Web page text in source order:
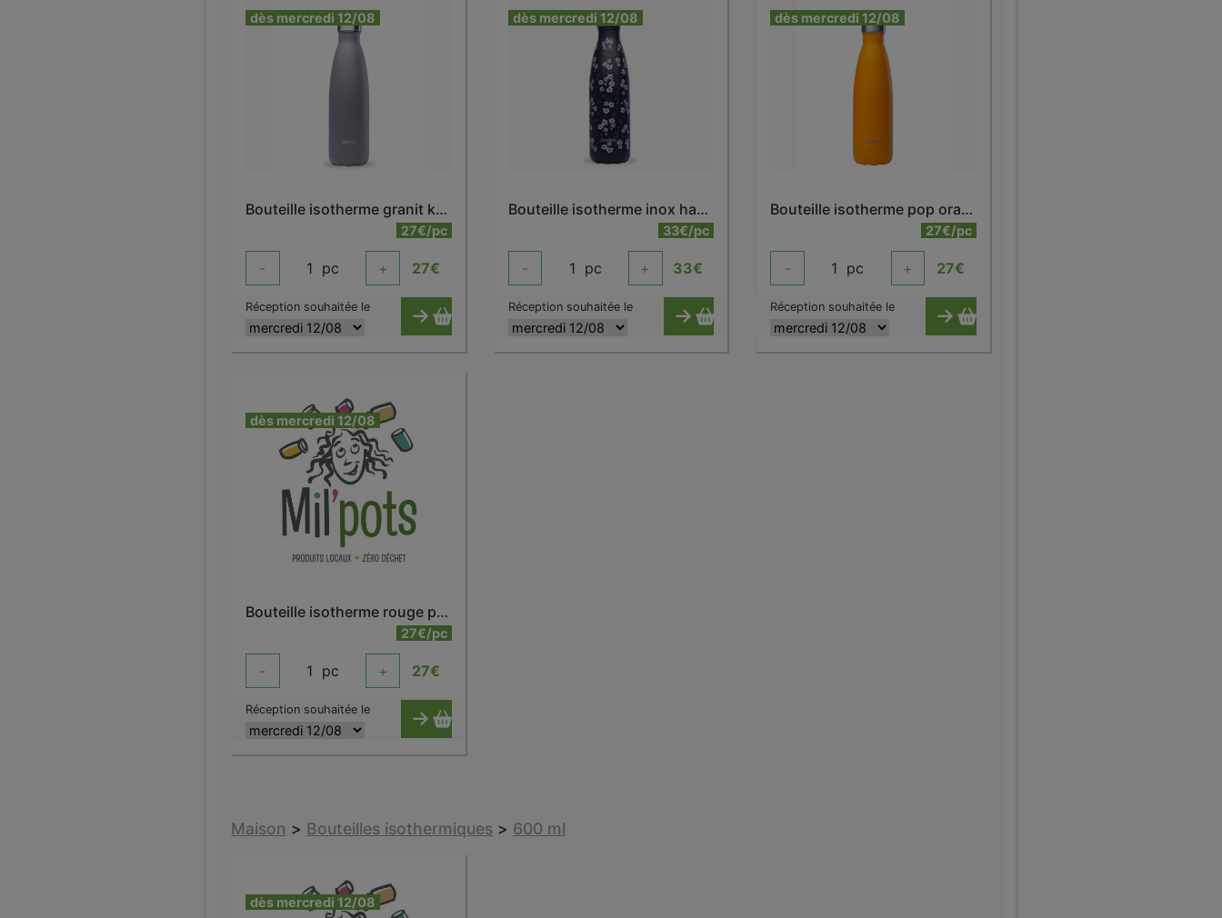
dès mercredi 12/08
Bouteille isotherme granit kaki 500 ml
27€/pc
- 1 pc + 27€
Réception souhaitée le
dès mercredi 12/08
Bouteille isotherme inox hanami bleu 500 ml
33€/pc
- 1 pc + 33€
Réception souhaitée le
dès mercredi 12/08
Bouteille isotherme pop orange 500 ml
27€/pc
- 1 pc + 27€
Réception souhaitée le
dès mercredi 12/08
Bouteille isotherme rouge piment 500 ml
27€/pc
- 1 pc + 27€
Réception souhaitée le
Maison > Bouteilles isothermiques > 600 ml
dès mercredi 12/08